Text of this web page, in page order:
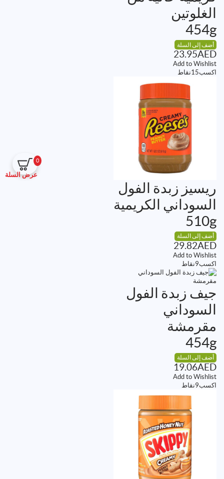
0
عرض السلة
الغلوتين
454g
أضف إلى السلة
23.95AED
Add to Wishlist
اكسب15نقاط
ريسيز زبدة الفول
السوداني الكريمية
510g
أضف إلى السلة
29.82AED
Add to Wishlist
اكسب9نقاط
جيف زبدة الفول
السوداني
مقرمشة
454g
أضف إلى السلة
19.06AED
Add to Wishlist
اكسب9نقاط